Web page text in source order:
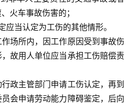
火车事故伤害的；
应当认定为工伤的其他情形。
场所内，因工作原因受到事故伤
故用人单位应当承担工伤赔偿责
政主管部门申请工伤认定，再到
会申请劳动能力障碍鉴定，后向